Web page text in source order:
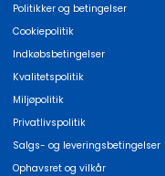
Politikker og betingelser
Cookiepolitik
Indkøbsbetingelser
Kvalitetspolitik
Miljøpolitik
Privatlivspolitik
Salgs- og leveringsbetingelser
Ophavsret og vilkår